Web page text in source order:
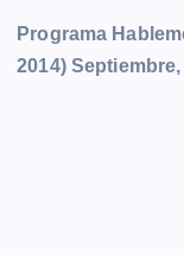
Programa
2014)